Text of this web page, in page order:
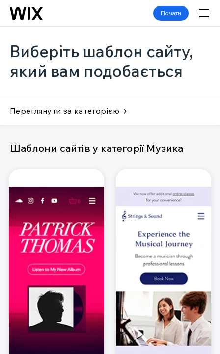
Почати
Виберіть шаблон сайту,
який вам подобається
Переглянути за категорією
Шаблони сайтів у категорії Музика